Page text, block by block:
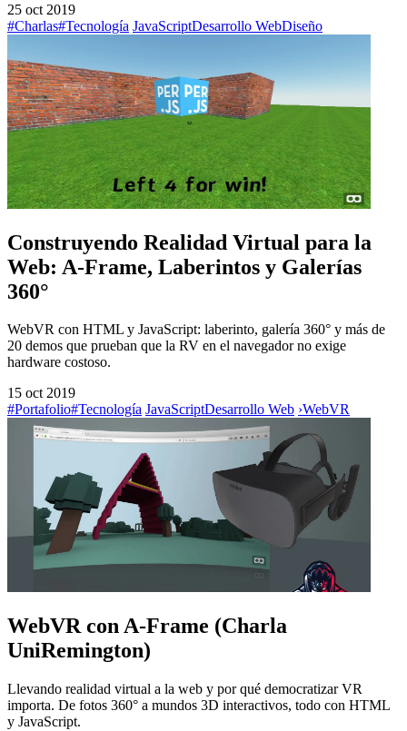
25 oct 2019
#Charlas#Tecnología JavaScriptDesarrollo WebDiseño
Construyendo Realidad Virtual para la
Web: A-Frame, Laberintos y Galerías
360°
WebVR con HTML y JavaScript: laberinto, galería 360° y más de
20 demos que prueban que la RV en el navegador no exige
hardware costoso.
15 oct 2019
#Portafolio#Tecnología JavaScriptDesarrollo Web ›WebVR
WebVR con A-Frame (Charla
UniRemington)
Llevando realidad virtual a la web y por qué democratizar VR
importa. De fotos 360° a mundos 3D interactivos, todo con HTML
y JavaScript.